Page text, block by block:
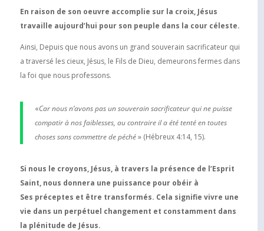
En raison de son oeuvre accomplie sur la croix, Jésus
travaille aujourd’hui pour son peuple dans la cour céleste.
Ainsi, Depuis que nous avons un grand souverain sacrificateur qui
a traversé les cieux, Jésus, le Fils de Dieu, demeurons fermes dans
la foi que nous professons.
«Car nous n’avons pas un souverain sacrificateur qui ne puisse
compatir à nos faiblesses, au contraire il a été tenté en toutes
choses sans commettre de péché» (Hébreux 4:14, 15).
Si nous le croyons, Jésus, à travers la présence de l’Esprit
Saint, nous donnera une puissance pour obéir à
Ses préceptes et être transformés. Cela signifie vivre une
vie dans un perpétuel changement et constamment dans
la plénitude de Jésus.